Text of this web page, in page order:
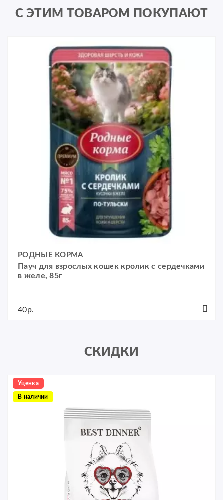
С ЭТИМ ТОВАРОМ ПОКУПАЮТ
РОДНЫЕ КОРМА
Пауч для взрослых кошек кролик с сердечками
в желе, 85г
40р.
СКИДКИ
Уценка
В наличии